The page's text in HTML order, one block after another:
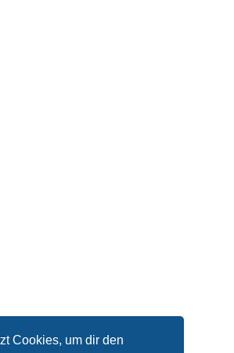
Cookies, um dir den